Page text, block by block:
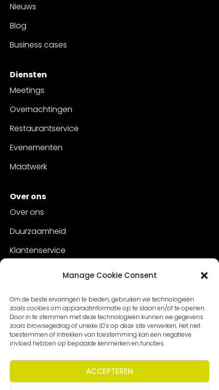
Manage Cookie Consent
Om de beste ervaringen te bieden, gebruiken we technologieën
zoals cookies om apparaatinformatie op te slaan en/of te openen.
Door in te stemmen met deze technologieën kunnen we gegevens
zoals browsegedrag of unieke ID's op deze site verwerken. Het niet
toestemmen of intrekken van toestemming kan een negatieve
invloed hebben op bepaalde kenmerken en functies.
ACCEPTEREN
Nieuws
Blog
Business cases
Diensten
Meetings
Overnachtingen
Restaurantservice
Evenementen
Maatwerk
Over ons
Over ons
Duurzaamheid
Klantenservice